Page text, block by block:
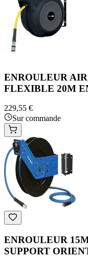
ENROULEUR
FLEXIBLE 20M
229,55 €
Sur commande
ENROULEUR
SUPPORT